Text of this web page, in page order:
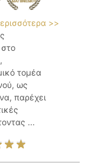
>>
τομέα
ως
παρέχει
...